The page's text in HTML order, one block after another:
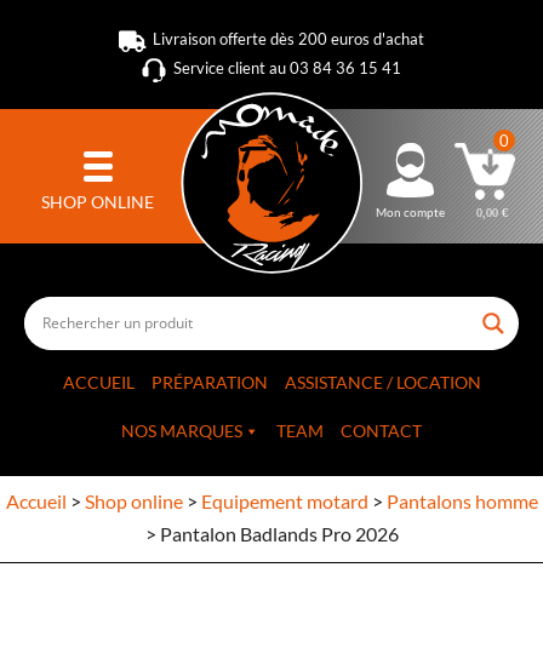
Livraison offerte dès 200 euros d'achat
Service client au 03 84 36 15 41
SHOP ONLINE Mon compte
0
0,00€
ACCUEIL PRÉPARATION ASSISTANCE / LOCATION
NOS MARQUES TEAM CONTACT
Accueil > Shop online> Equipement motard > Pantalons homme
> Pantalon Badlands Pro 2026